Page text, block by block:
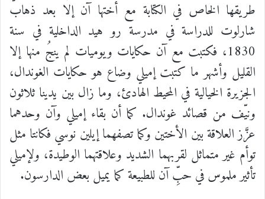
طريقها الخاص في الكتابة مع أختها آن إلا بعد ذهاب
شارلوت للدراسة في مدرسة رو هيد الداخلية في سنة
1830، فكتبت مع آن حكايات ويوميات لم ينجُ منها إلا
القليل وأشهر ما كتبت إميلي وضاع هو حكايات الغوندال،
الجزيرة الخيالية في المحيط الهادئ، وما زال بين يدينا ثلاثون
ونيّف من قصائد غوندال. كما أن بقاء إميلي وآن وحدهما
عزَّزالعلاقةبين الأختين وكماتصفهماإيلين نوسي فكانتا مثل
توأم غير متماثل لقربهما الشديد وعلاقتهما الوطيدة، ولإميلي
تأثيرملموسفي حبِّآن للطبيعةكمايميل بعض الدارسون.